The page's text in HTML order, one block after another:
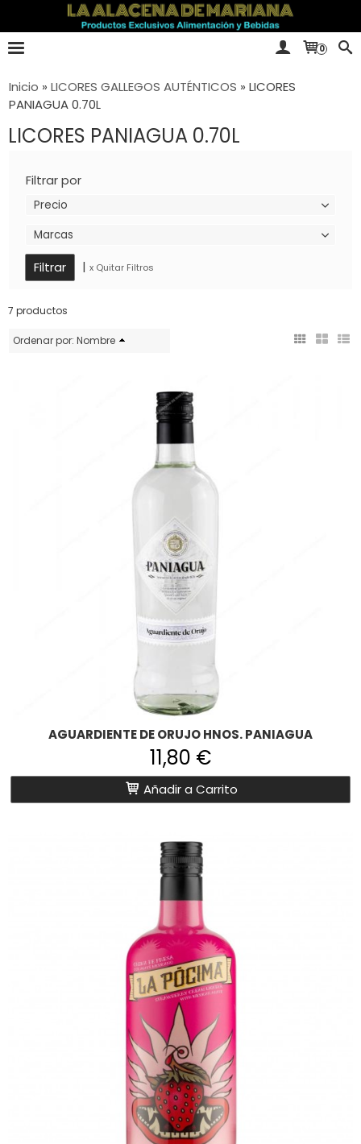
0
Inicio » LICORES GALLEGOS AUTÉNTICOS » LICORES
PANIAGUA 0.70L
LICORES PANIAGUA 0.70L
Filtrar por
Precio
Marcas
| x Quitar Filtros
7 productos
Ordenar por: Nombre
AGUARDIENTE DE ORUJO HNOS. PANIAGUA
11,80 €
Añadir a Carrito